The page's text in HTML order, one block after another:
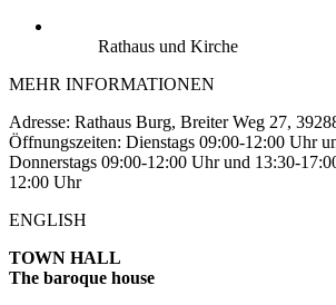
Rathaus und Kirche
MEHR INFORMATIONEN
Adresse: Rathaus Burg, Breiter Weg 27,
Öffnungszeiten: Dienstags 09:00-12:00 Uhr
Donnerstags 09:00-12:00 Uhr und 13:30-
12:00 Uhr
ENGLISH
TOWN HALL
The baroque house